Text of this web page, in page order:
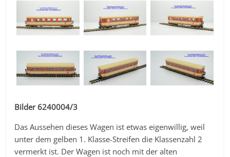
Bilder 6240004/3
Das Aussehen dieses Wagen ist etwas eigenwillig, weil
unter dem gelben 1. Klasse-Streifen die Klassenzahl 2
vermerkt ist. Der Wagen ist noch mit der alten